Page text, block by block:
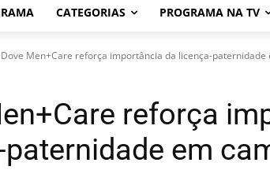
CATEGORIAS PROGRAMA NA TV
Dove Men+Care reforça importância da licença-paternidade
reforça
paternidade em